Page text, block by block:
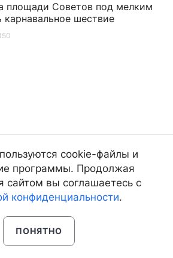
площади Советов под мелким
шествие
cookie-файлы и
программы. Продолжая
сайтом вы соглашаетесь с
конфиденциальности.
ПОНЯТНО